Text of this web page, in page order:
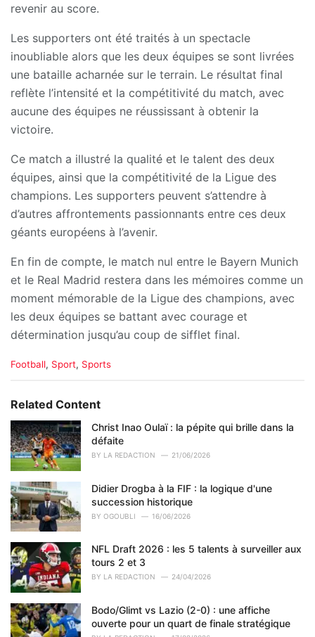
revenir au score.
Les supporters ont été traités à un spectacle
inoubliable alors que les deux équipes se sont livrées
une bataille acharnée sur le terrain. Le résultat final
reflète l’intensité et la compétitivité du match, avec
aucune des équipes ne réussissant à obtenir la
victoire.
Ce match a illustré la qualité et le talent des deux
équipes, ainsi que la compétitivité de la Ligue des
champions. Les supporters peuvent s’attendre à
d’autres affrontements passionnants entre ces deux
géants européens à l’avenir.
En fin de compte, le match nul entre le Bayern Munich
et le Real Madrid restera dans les mémoires comme un
moment mémorable de la Ligue des champions, avec
les deux équipes se battant avec courage et
détermination jusqu’au coup de sifflet final.
C
e
o
r
i
e
:
Football, Sport, Sports
Related Content
Christ Inao Oulaï : la pépite qui brille dans la
défaite
BY LA REDACTION 21/06/2026
Didier Drogba à la FIF : la logique d'une
succession historique
BY OGOUBLI 16/06/2026
NFL Draft 2026 : les 5 talents à surveiller aux
tours 2 et 3
BY LA REDACTION 24/04/2026
Bodo/Glimt vs Lazio (2-0) : une affiche
ouverte pour un quart de finale stratégique